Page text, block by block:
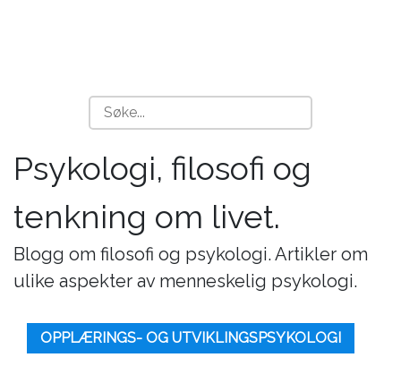
Psykologi, filosofi og
tenkning om livet.
Blogg om filosofi og psykologi. Artikler om
ulike aspekter av menneskelig psykologi.
OPPLÆRINGS- OG UTVIKLINGSPSYKOLOGI